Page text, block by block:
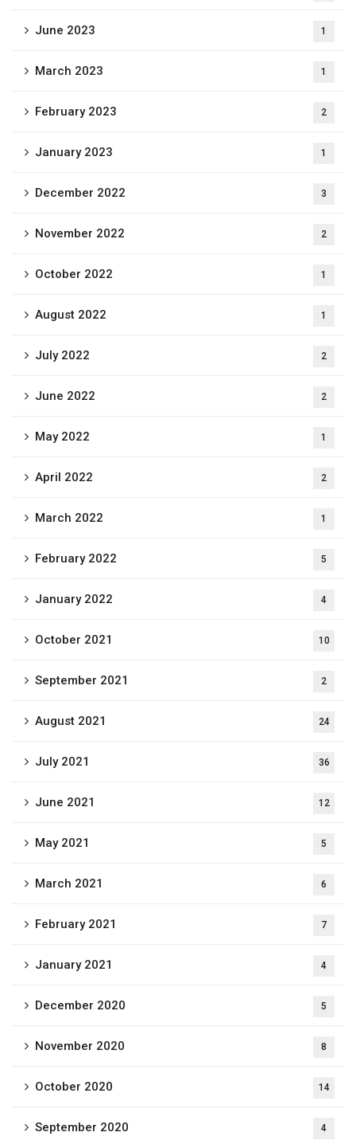
June 2023 1
March 2023 1
February 2023 2
January 2023 1
December 2022 3
November 2022 2
October 2022 1
August 2022 1
July 2022 2
June 2022 2
May 2022 1
April 2022 2
March 2022 1
February 2022 5
January 2022 4
October 2021 10
September 2021 2
August 2021 24
July 2021 36
June 2021 12
May 2021 5
March 2021 6
February 2021 7
January 2021 4
December 2020 5
November 2020 8
October 2020 14
September 2020 4